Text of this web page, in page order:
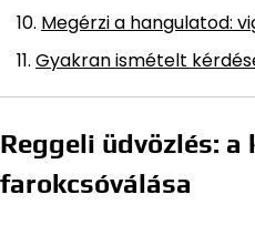
Megérzi a hangulatod:
Gyakran ismételt
Reggeli üdvözlés:
farokcsóválása